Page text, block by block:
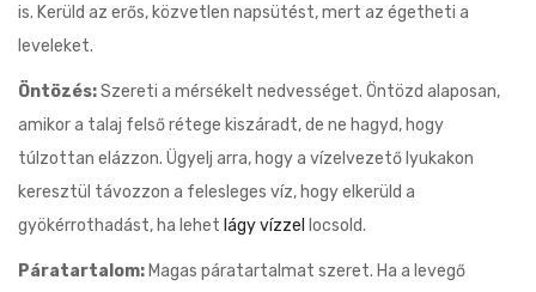
is. Kerüld az erős, közvetlen napsütést, mert az égetheti a
leveleket.
Öntözés:Szereti a mérsékelt nedvességet. Öntözd alaposan,
amikor a talaj felső rétege kiszáradt, de ne hagyd, hogy
túlzottan elázzon. Ügyelj arra, hogy a vízelvezető lyukakon
keresztül távozzon a felesleges víz, hogy elkerüld a
gyökérrothadást, ha lehet lágy vízzel locsold.
Páratartalom: Magas páratartalmat szeret. Ha a levegő